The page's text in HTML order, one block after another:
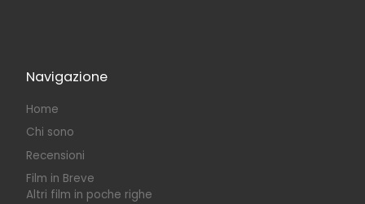
Navigazione
Home
Chi sono
Recensioni
Film in Breve
Altri film in poche righe